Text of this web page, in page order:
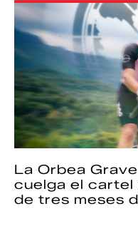
La Orbea
cuelga el cartel
de tres meses